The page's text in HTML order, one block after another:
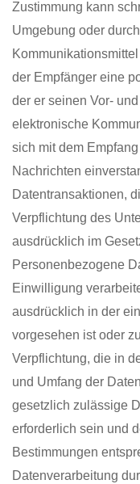
Zustimmung kann
Umgebung oder
der Empfänger eine
der er seinen Vor-
elektronische
sich mit dem
Nachrichten
Datentransaktionen,
Verpflichtung des
ausdrücklich im
Personenbezogene
Einwilligung
ausdrücklich in der
vorgesehen ist oder
Verpflichtung, die in
und Umfang der
gesetzlich zulässige
erforderlich sein und
Bestimmungen
Datenverarbeitung